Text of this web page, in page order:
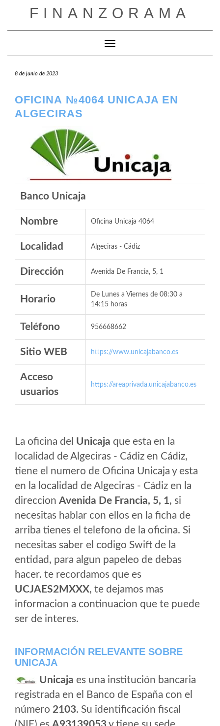
FINANZORAMA
Cambiar modo de navegación
8 de junio de 2023
OFICINA №4064 UNICAJA EN
ALGECIRAS
Banco Unicaja
Nombre Oficina Unicaja 4064
Localidad Algeciras - Cádiz
Dirección Avenida De Francia, 5, 1
Horario
De Lunes a Viernes de 08:30 a
14:15 horas
Teléfono 956668662
Sitio WEB https://www.unicajabanco.es
Acceso
usuarios
https://areaprivada.unicajabanco.es
La oficina del Unicaja que esta en la
localidad de Algeciras - Cádiz en Cádiz,
tiene el numero de Oficina Unicaja y esta
en la localidad de Algeciras - Cádiz en la
direccion Avenida De Francia, 5, 1, si
necesitas hablar con ellos en la ficha de
arriba tienes el telefono de la oficina. Si
necesitas saber el codigo Swift de la
entidad, para algun papeleo de debas
hacer. te recordamos que es
UCJAES2MXXX, te dejamos mas
informacion a continuacion que te puede
ser de interes.
INFORMACIÓN RELEVANTE SOBRE
UNICAJA
Unicaja es una institución bancaria
registrada en el Banco de España con el
número 2103. Su identificación fiscal